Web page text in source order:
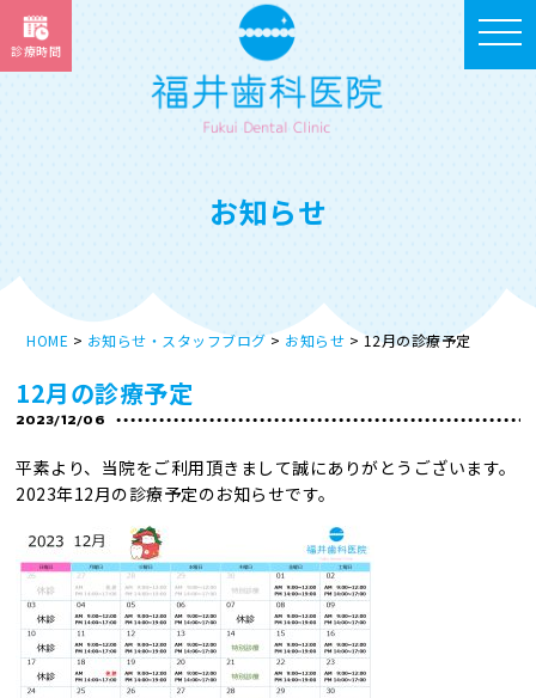
診療時間
toggle
お知らせ
HOME お知らせ・スタッフブログ お知らせ 12月の診療予定
12月の診療予定
2023/12/06
平素より、当院をご利用頂きまして誠にありがとうございます。
2023年12月の診療予定のお知らせです。